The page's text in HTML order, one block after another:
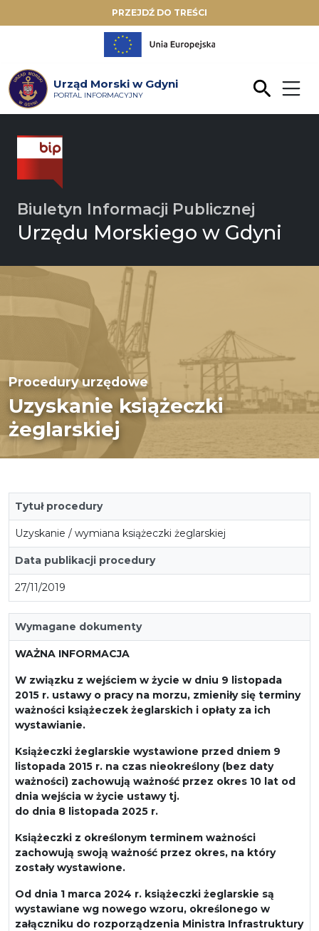
PRZEJDŹ DO TREŚCI
Urząd Morski w Gdyni
PORTAL INFORMACYJNY
Biuletyn Informacji Publicznej
Urzędu Morskiego w Gdyni
Procedury urzędowe
Uzyskanie książeczki
żeglarskiej
Tytuł procedury
Uzyskanie / wymiana książeczki żeglarskiej
Data publikacji procedury
27/11/2019
Wymagane dokumenty
WAŻNA INFORMACJA
W związku z wejściem w życie w dniu 9 listopada
2015 r. ustawy o pracy na morzu, zmieniły się terminy
ważności książeczek żeglarskich i opłaty za ich
wystawianie.
Książeczki żeglarskie wystawione przed dniem 9
listopada 2015 r. na czas nieokreślony (bez daty
ważności) zachowują ważność przez okres 10 lat od
dnia wejścia w życie ustawy tj.
do dnia 8 listopada 2025 r.
Książeczki z określonym terminem ważności
zachowują swoją ważność przez okres, na który
zostały wystawione.
Od dnia 1 marca 2024 r. książeczki żeglarskie są
wystawiane wg nowego wzoru, określonego w
załączniku do rozporządzenia Ministra Infrastruktury